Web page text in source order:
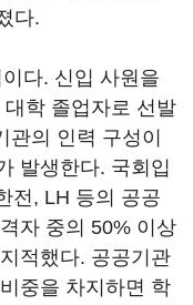
다.
이다. 신입 사원을
학 졸업자로 선발
의 인력 구성이
발생한다. 국회입
전, LH 등의 공공
자 중의 50% 이상
적했다. 공공기관
중을 차지하면 학